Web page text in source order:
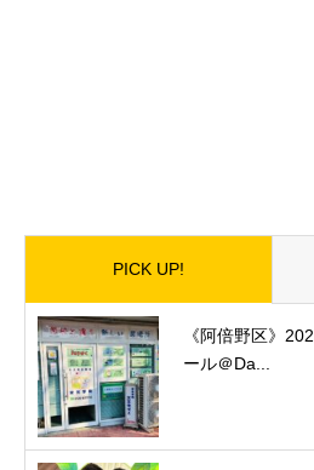
PICK UP!
《阿倍野区》
ール＠Da...